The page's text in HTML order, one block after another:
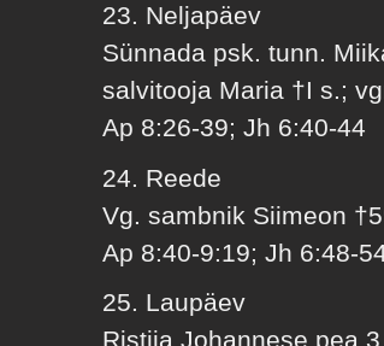
23. Neljapäev
Sünnada psk. tunn.
salvitooja Maria †I s.;
Ap 8:26-39; Jh 6:40-44
24. Reede
Vg. sambnik Siimeon
Ap 8:40-9:19; Jh 6:48-
25. Laupäev
Ristija Johannese pea